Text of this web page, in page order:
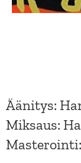
Äänitys:
Miksaus: